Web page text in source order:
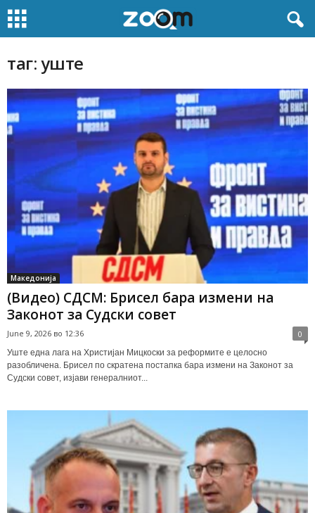
таг: уште
Македонија
(Видео) СДСМ: Брисел бара измени на
Законот за Судски совет
June 9, 2026 во 12:36 0
Уште една лага на Христијан Мицкоски за реформите е целосно
разобличена. Брисел по скратена постапка бара измени на Законот за
Судски совет, изјави генералниот...